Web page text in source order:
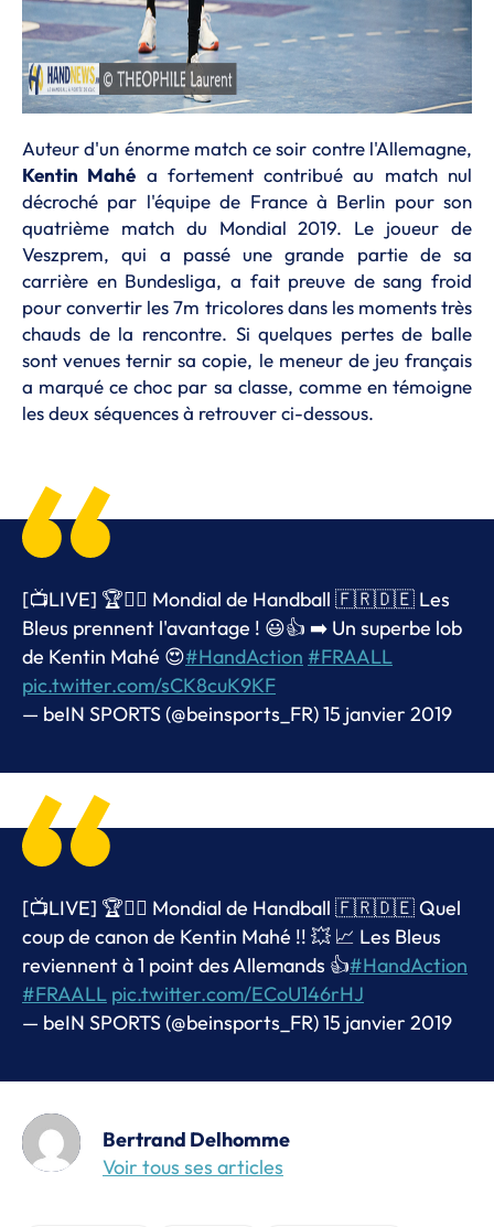
Auteur d'un énorme match ce soir contre l'Allemagne,
Kentin Mahé a fortement contribué au match nul
décroché par l'équipe de France à Berlin pour son
quatrième match du Mondial 2019. Le joueur de
Veszprem, qui a passé une grande partie de sa
carrière en Bundesliga, a fait preuve de sang froid
pour convertir les 7m tricolores dans les moments très
chauds de la rencontre. Si quelques pertes de balle
sont venues ternir sa copie, le meneur de jeu français
a marqué ce choc par sa classe, comme en témoigne
les deux séquences à retrouver ci-dessous.
[📺LIVE] 🏆🤾‍♂️ Mondial de Handball 🇫🇷🇩🇪 Les
Bleus prennent l'avantage ! 😃👍 ➡️ Un superbe lob
de Kentin Mahé 😍#HandAction #FRAALL
pic.twitter.com/sCK8cuK9KF
— beIN SPORTS (@beinsports_FR)15 janvier 2019
[📺LIVE] 🏆🤾‍♂️ Mondial de Handball 🇫🇷🇩🇪 Quel
coup de canon de Kentin Mahé !! 💥 📈 Les Bleus
reviennent à 1 point des Allemands 👍#HandAction
#FRAALL pic.twitter.com/ECoU146rHJ
— beIN SPORTS (@beinsports_FR)15 janvier 2019
Bertrand Delhomme
Voir tous ses articles